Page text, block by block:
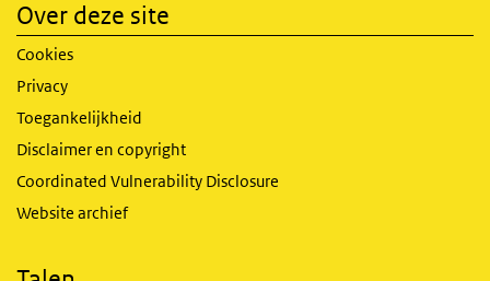
Over deze site
Cookies
Privacy
Toegankelijkheid
Disclaimer en copyright
Coordinated Vulnerability Disclosure
Website archief